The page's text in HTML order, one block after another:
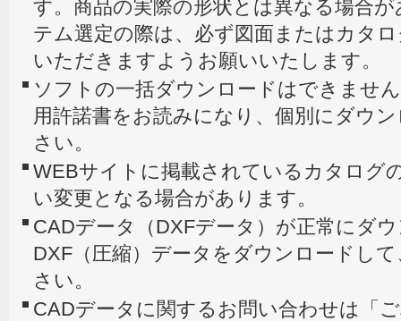
す。商品の実際の形状とは異なる場合
テム選定の際は、必ず図面またはカタ
いただきますようお願いいたします。
ソフトの一括ダウンロードはできませ
用許諾書をお読みになり、個別にダウ
さい。
WEBサイトに掲載されているカタログ
い変更となる場合があります。
CADデータ（DXFデータ）が正常にダ
DXF（圧縮）データをダウンロードし
さい。
CADデータに関するお問い合わせは「